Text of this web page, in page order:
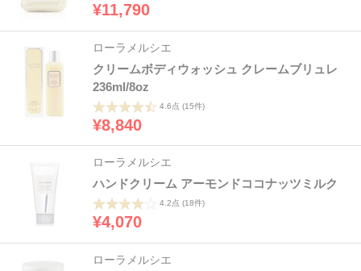
¥11,790
ローラメルシエ
クリームボディウォッシュ クレームブリュレ
236ml/8oz
4.6点 (15件)
¥8,840
ローラメルシエ
ハンドクリーム アーモンドココナッツミルク
4.2点 (18件)
¥4,070
ローラメルシエ